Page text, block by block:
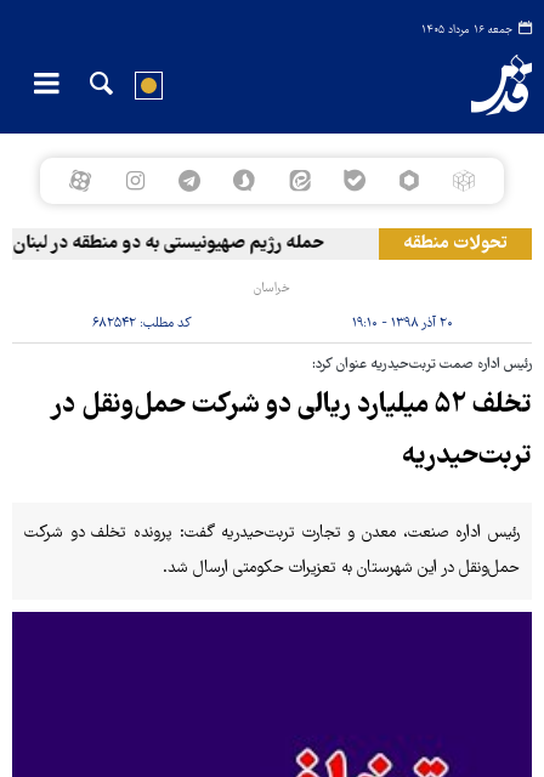
جمعه ۱۶ مرداد ۱۴۰۵
تحولات منطقه حمله رژیم صهیونیستی به دو منطقه در لبنان
خراسان
۲۰ آذر ۱۳۹۸ - ۱۹:۱۰ کد مطلب: ۶۸۲۵۴۲
رئیس اداره صمت تربت‌حیدریه عنوان کرد:
تخلف ۵۲ میلیارد ریالی دو شرکت حمل‌ونقل در
تربت‌حیدریه
رئیس اداره صنعت، معدن و تجارت تربت‌حیدریه گفت: پرونده تخلف دو شرکت
حمل‌ونقل در این شهرستان به تعزیرات حکومتی ارسال شد.